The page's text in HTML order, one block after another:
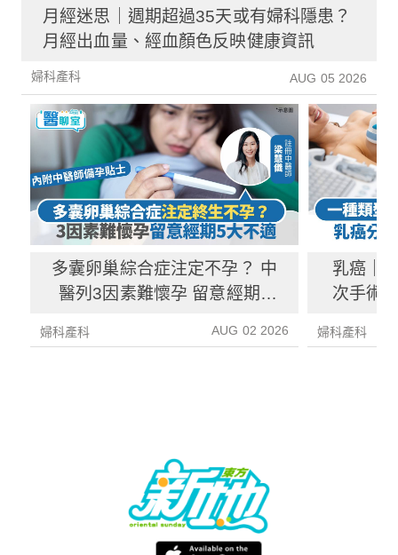
月經迷思｜週期超過35天或有婦科隱患？
月經出血量、經血顏色反映健康資訊
婦科產科 AUG 05 2026
多囊卵巢綜合症注定不孕？ 中
醫列3因素難懷孕 留意經期5
婦科產科 AUG 02 2026
乳癌｜
次手術
婦科產科